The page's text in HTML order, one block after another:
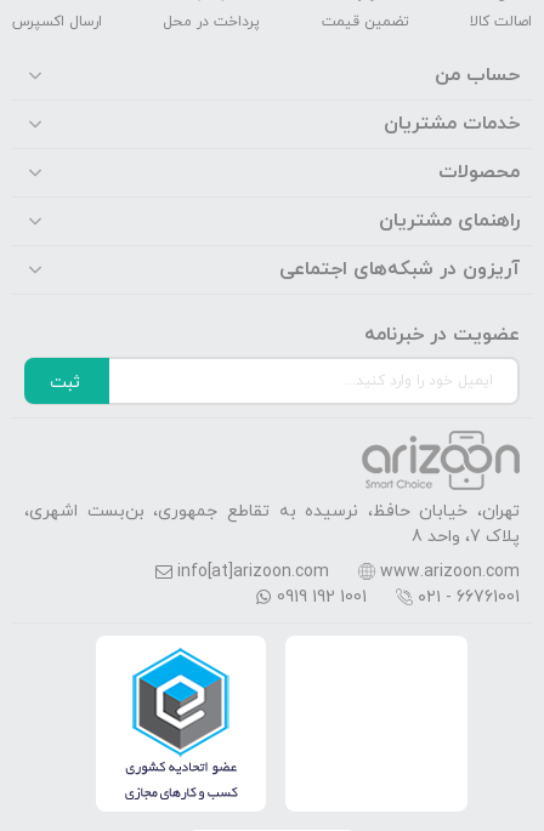
اصالت کالا تضمین قیمت پرداخت در محل ارسال اکسپرس
حساب من
خدمات مشتریان
محصولات
راهنمای مشتریان
آریزون در شبکه‌های اجتماعی
عضویت در خبرنامه
ثبت
تهران، خیابان حافظ، نرسیده به تقاطع جمهوری، بن‌بست اشهری،
پلاک 7، واحد 8
www.arizoon.com
info[at]arizoon.com
۰۲۱ - 66761001
0919 192 1001